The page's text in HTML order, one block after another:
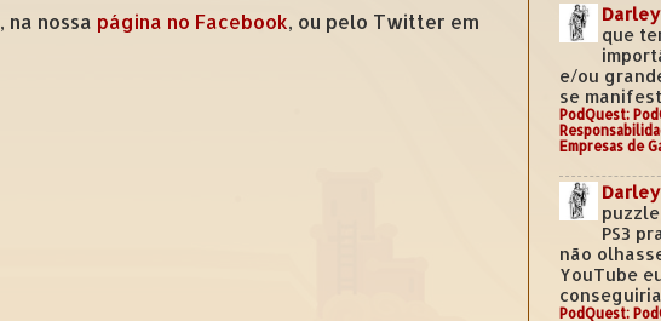
, na nossa página no Facebook, ou pelo Twitter em
que
e/ou
se
PodQuest:
Empresas de
PS3
não
YouTube
PodQuest: